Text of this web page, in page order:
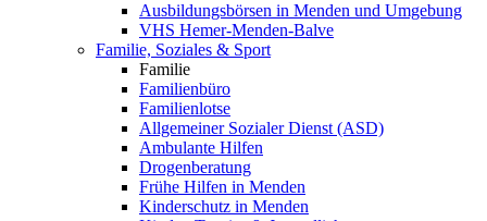
Ausbildungsbörsen in Menden und Umgebung
VHS Hemer-Menden-Balve
Familie, Soziales & Sport
Familie
Familienbüro
Familienlotse
Allgemeiner Sozialer Dienst (ASD)
Ambulante Hilfen
Drogenberatung
Frühe Hilfen in Menden
Kinderschutz in Menden